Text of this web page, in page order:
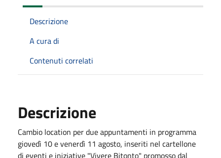
Descrizione
A cura di
Contenuti correlati
Descrizione
Cambio location per due appuntamenti in programma
giovedì 10 e venerdì 11 agosto, inseriti nel cartellone
di eventi e iniziative "Vivere Bitonto" promosso dal